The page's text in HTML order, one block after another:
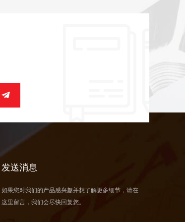
发送消息
如果您对我们的产品感兴趣并想了解更多细节，请在
这里留言，我们会尽快回复您。